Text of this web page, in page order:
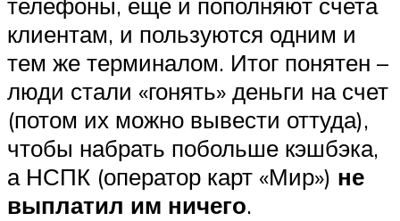
клиентам, и пользуются одним и
тем же терминалом. Итог понятен –
люди стали «гонять» деньги на счет
(потом их можно вывести оттуда),
чтобы набрать побольше кэшбэка,
а НСПК (оператор карт «Мир») не
выплатил им ничего.